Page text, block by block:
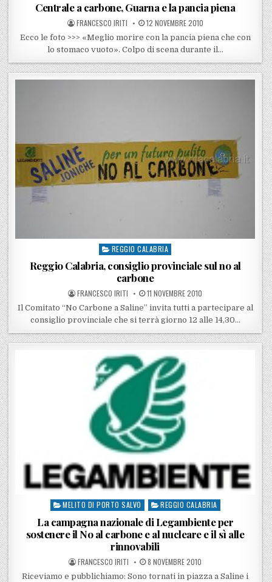
Centrale a carbone, Guarna e la pancia piena
POSTED BY
FRANCESCO IRITI POSTED ON
12 NOVEMBRE 2010
Ecco le foto >>> «Meglio morire con la pancia piena che con
lo stomaco vuoto». Colpo di scena durante il…
Posted in
REGGIO CALABRIA
Reggio Calabria, consiglio provinciale sul no al
carbone
POSTED BY
FRANCESCO IRITI POSTED ON
11 NOVEMBRE 2010
Il Comitato “No Carbone a Saline” invita tutti a partecipare al
consiglio provinciale che si terrà giorno 12 alle 14,30…
Posted in
MELITO DI PORTO SALVO REGGIO CALABRIA
La campagna nazionale di Legambiente per
sostenere il No al carbone e al nucleare e il sì alle
rinnovabili
POSTED BY
FRANCESCO IRITI POSTED ON
8 NOVEMBRE 2010
Riceviamo e pubblichiamo: Sono tornati in piazza a Saline i